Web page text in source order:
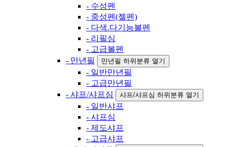
- 수성펜
- 중성펜(젤펜)
- 다색.다기능볼펜
- 리필심
- 고급볼펜
- 만년필
만년필 하위분류 열기
- 일반만년필
- 고급만년필
- 샤프/샤프심
샤프/샤프심 하위분류 열기
- 일반샤프
- 샤프심
- 제도샤프
- 고급샤프